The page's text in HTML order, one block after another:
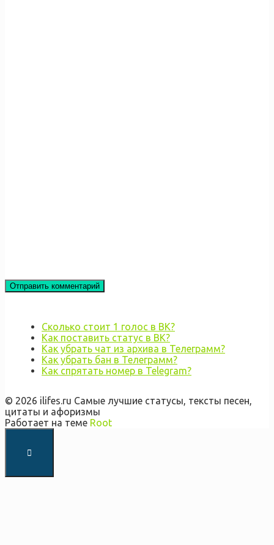
Сколько стоит 1 голос в ВК?
Как поставить статус в ВК?
Как убрать чат из архива в Телеграмм?
Как убрать бан в Телеграмм?
Как спрятать номер в Telegram?
© 2026 ilifes.ru Самые лучшие статусы, тексты песен,
цитаты и афоризмы
Работает на теме Root